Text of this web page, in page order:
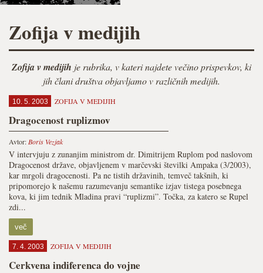
Zofija v medijih
Zofija v medijih je rubrika, v kateri najdete večino prispevkov, ki
jih člani društva objavljamo v različnih medijih.
10. 5. 2003 ZOFIJA V MEDIJIH
Dragocenost ruplizmov
Avtor: Boris Vezjak
V intervjuju z zunanjim ministrom dr. Dimitrijem Ruplom pod naslovom
Dragocenost države, objavljenem v marčevski številki Ampaka (3/2003),
kar mrgoli dragocenosti. Pa ne tistih državinih, temveč takšnih, ki
pripomorejo k našemu razumevanju semantike izjav tistega posebnega
kova, ki jim tednik Mladina pravi “ruplizmi”. Točka, za katero se Rupel
zdi...
več
7. 4. 2003 ZOFIJA V MEDIJIH
Cerkvena indiferenca do vojne